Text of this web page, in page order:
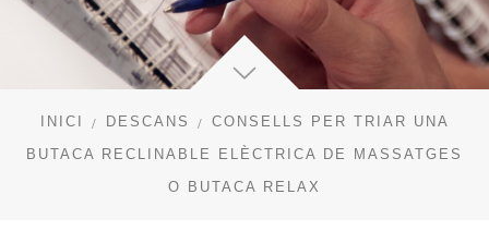
INICI DESCANS
CONSELLS PER TRIAR UNA
BUTACA RECLINABLE ELÈCTRICA DE MASSATGES
O BUTACA RELAX